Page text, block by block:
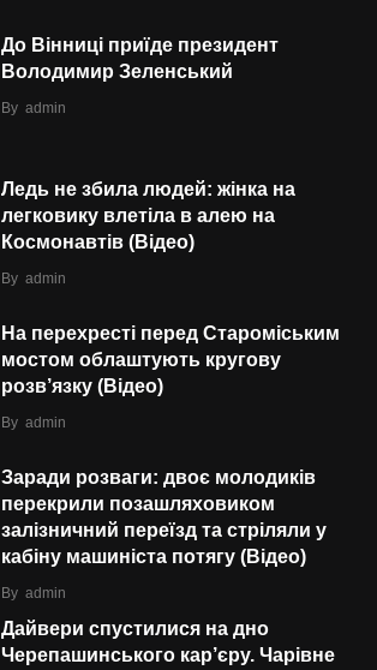
До Вінниці приїде президент
Володимир Зеленський
By admin
Ледь не збила людей: жінка на
легковику влетіла в алею на
Космонавтів (Відео)
By admin
На перехресті перед Староміським
мостом облаштують кругову
розв’язку (Відео)
By admin
Заради розваги: двоє молодиків
перекрили позашляховиком
залізничний переїзд та стріляли у
кабіну машиніста потягу (Відео)
By admin
Дайвери спустилися на дно
Черепашинського кар’єру. Чарівне